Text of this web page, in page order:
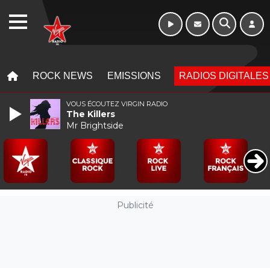
ROCK NEWS EMISSIONS RADIOS DIGITALES
Publicité
VOUS ÉCOUTEZ VIRGIN RADIO
The Killers
Mr Brightside
WEBRADIO Week-end de 06h
à 12h